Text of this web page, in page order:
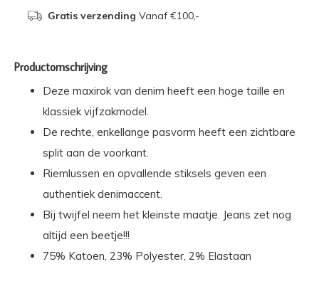
Gratis verzending Vanaf €100,-
Productomschrijving
Deze maxirok van denim heeft een hoge taille en
klassiek vijfzakmodel.
De rechte, enkellange pasvorm heeft een zichtbare
split aan de voorkant.
Riemlussen en opvallende stiksels geven een
authentiek denimaccent.
Bij twijfel neem het kleinste maatje. Jeans zet nog
altijd een beetje!!!
75% Katoen, 23% Polyester, 2% Elastaan